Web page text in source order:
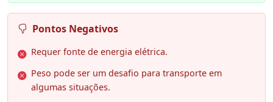
Pontos Negativos
Requer fonte de energia elétrica.
Peso pode ser um desafio para transporte em
algumas situações.